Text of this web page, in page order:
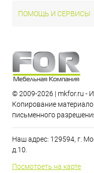
ПОМОЩЬ И СЕРВИСЫ
© 2009-2026 | mkfor.ru -
Копирование
письменного
Наш адрес: 129594, г.
д.10.
Посмотреть на карте